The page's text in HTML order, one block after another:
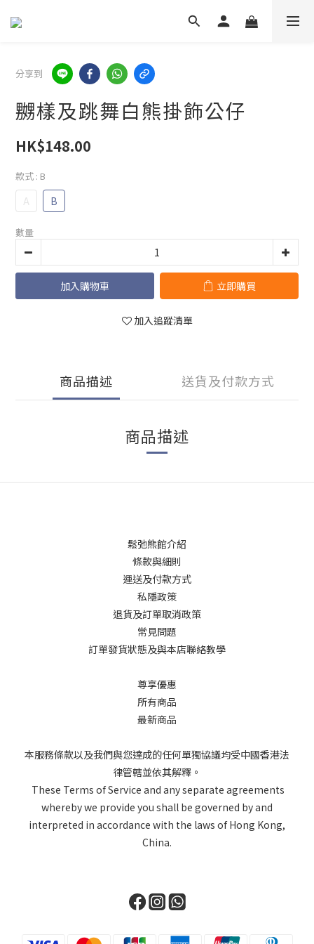
分享到
嬲樣及跳舞白熊掛飾公仔
HK$148.00
款式 : B
A B
數量
加入購物車 立即購買
加入追蹤清單
商品描述 送貨及付款方式
商品描述
鬆弛熊館介紹
條款與細則
運送及付款方式
私隱政策
退貨及訂單取消政策
常見問題
訂單發貨狀態及與本店聯絡教學
尊享優惠
所有商品
最新商品
本服務條款以及我們與您達成的任何單獨協議均受中國香港法
律管轄並依其解釋。
These Terms of Service and any separate agreements
whereby we provide you shall be governed by and
interpreted in accordance with the laws of Hong Kong,
China.